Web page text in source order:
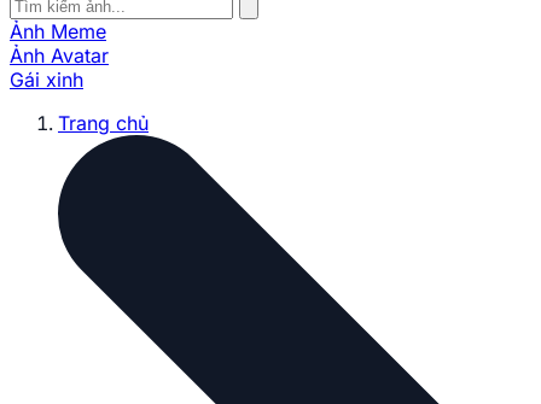
Ảnh Meme
Ảnh Avatar
Gái xinh
Trang chủ